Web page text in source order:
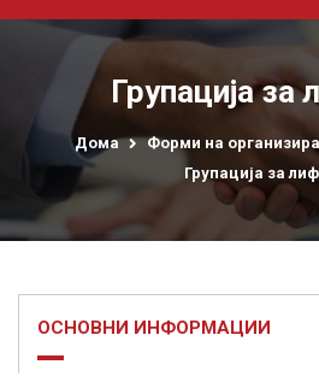
Групација за
Дома Форми на
Групација за
ОСНОВНИ ИНФОРМАЦИИ